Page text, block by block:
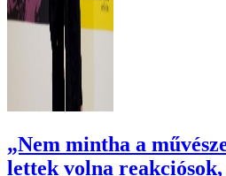
„Nem mintha a
lettek volna